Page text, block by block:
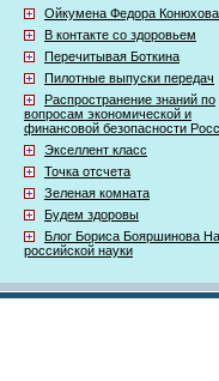
Ойкумена Федора Конюхова
В контакте со здоровьем
Перечитывая Боткина
Пилотные выпуски передач
Распространение знаний по
вопросам экономической и
финансовой безопасности
Экселлент класс
Точка отсчета
Зеленая комната
Будем здоровы
Блог Бориса Бояршинова
российской науки